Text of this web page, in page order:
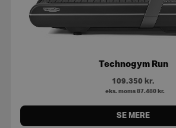
Technogym Run
109.350 kr.
eks. moms 87.480 kr.
SE MERE